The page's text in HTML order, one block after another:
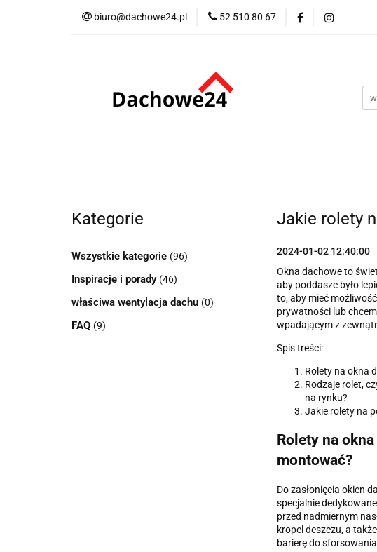
biuro@dachowe24.pl 52 510 80 67
Okna Rolety
Akcesoria
Kategorie
Wszystkie kategorie (96)
Inspiracje i porady (46)
właściwa wentylacja dachu (0)
FAQ (9)
Jakie rolety
2024-01-02 12:40:00
Okna dachowe to
aby poddasze było
to, aby mieć
prywatności lub
wpadającym z
Spis treści:
Rolety na okna
Rodzaje rolet,
na rynku?
Jakie rolety na
Rolety na
montować?
Do zasłonięcia okien
specjalnie
przed nadmiernym
kropel deszczu, a
barierę do